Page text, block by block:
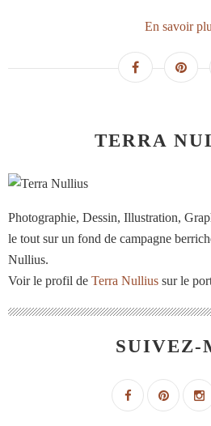
En savoir
TERRA
Photographie, Dessin, Illustration,
le tout sur un fond de campagne
Nullius.
Voir le profil de Terra Nullius sur le
SUIVEZ-